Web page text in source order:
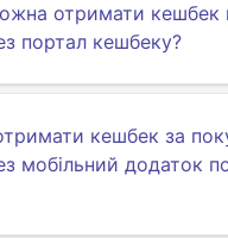
отримати кешбек
портал кешбеку?
кешбек за
мобільний додаток